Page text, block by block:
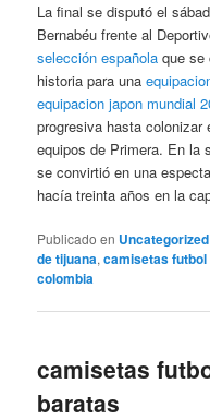
La final se disputó el
Bernabéu frente al
selección española que se
historia para una
equipacion japon mundial
progresiva hasta colonizar
equipos de Primera. En la
se convirtió en una
hacía treinta años en la
Publicado en Uncategorized
de tijuana,camisetas futbol
colombia
camisetas
baratas